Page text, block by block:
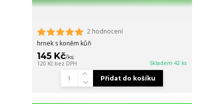
2 hodnocení
hrnek s koněm kůň
145 Kč/ks
120 Kč bez DPH Skladem 42 ks
Přidat do košíku